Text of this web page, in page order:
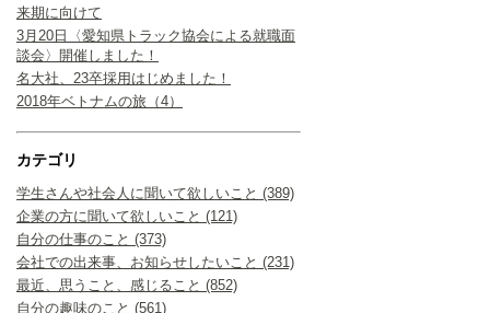
来期に向けて
3月20日〈愛知県トラック協会による就職面
談会〉開催しました！
名大社、23卒採用はじめました！
2018年ベトナムの旅（4）
カテゴリ
学生さんや社会人に聞いて欲しいこと (389)
企業の方に聞いて欲しいこと (121)
自分の仕事のこと (373)
会社での出来事、お知らせしたいこと (231)
最近、思うこと、感じること (852)
自分の趣味のこと (561)